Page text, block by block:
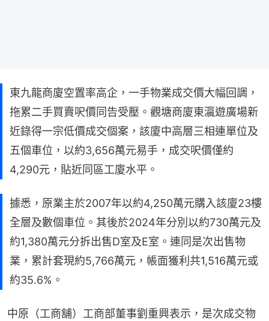
東九龍商廈空置率高企，一手物業成交價大幅回調，
拖累二手買賣呎價同告受壓。觀塘商廈東瀛遊廣場新
近錄得一宗低價成交個案，該廈中高層三相連單位及
五個車位，以約3,656萬元易手，成交呎價僅約
4,290元，貼近同區工廈水平。
據悉，原業主於2007年以約4,250萬元購入該廈23樓
全層及數個車位。其後於2024年分別以約730萬元及
約1,380萬元分拆出售D室及E室。連同是次出售物
業，累計套現約5,766萬元，帳面獲利共1,516萬元或
約35.6%。
中原（工商舖）工商部董事劉重興表示，是次成交物